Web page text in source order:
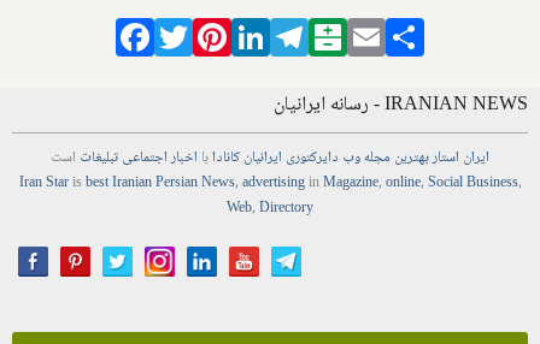
Facebook
TwitterPinterestLinkedIn
Telegram
Balatarin
Email
IRANIAN NEWS - رسانه ایرانیان
ایران استاربهترین مجلهوب دایرکتوری ایرانیان کانادابا اخباراجتماعیتبلیغات است
Iran Starisbest Iranian PersianNews,advertisinginMagazine,online,Social Business,
Web,Directory